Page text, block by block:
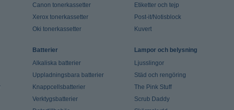
Canon tonerkassetter
Xerox tonerkassetter
Oki tonerkassetter
Etiketter och tejp
Post-it/Notisblock
Kuvert
Batterier
Alkaliska batterier
Uppladningsbara batterier
Knappcellsbatterier
Verktygsbatterier
Lampor och belysning
Ljusslingor
Städ och rengöring
The Pink Stuff
Scrub Daddy